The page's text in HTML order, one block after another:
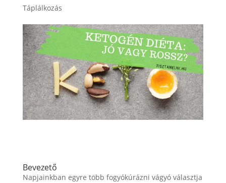
Táplálkozás
Bevezető
Napjainkban egyre több fogyókúrázni vágyó választja